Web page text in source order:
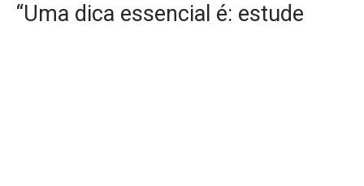
“Uma dica essencial é: estude